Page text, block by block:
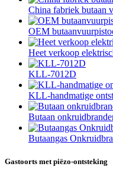
China fabriek butaan
OEM
Heet verkoop
KLL-7012D
KLL-handmatige
Butaan
Butaangas
Gastoorts met piëzo-ontsteking